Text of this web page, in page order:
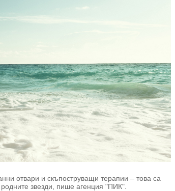
отвари и скъпоструващи терапии – това са
звезди, пише агенция "ПИК".